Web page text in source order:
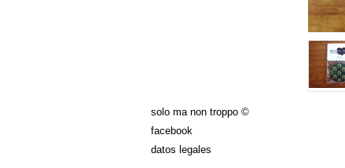
solo ma non troppo ©
facebook
datos legales